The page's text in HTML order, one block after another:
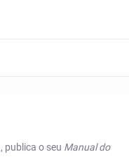
publica o seu Manual do